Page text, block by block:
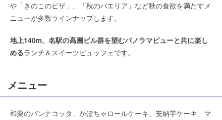
や「きのこのピザ」、「秋のパエリア」など秋の食欲を満たすメ
ニューが多数ラインナップします。
地上140m、名駅の高層ビル群を望むパノラマビューと共に楽し
めるランチ＆スイーツビュッフェです。
メニュー
和栗のパンナコッタ、かぼちゃロールケーキ、安納芋ケーキ、マ